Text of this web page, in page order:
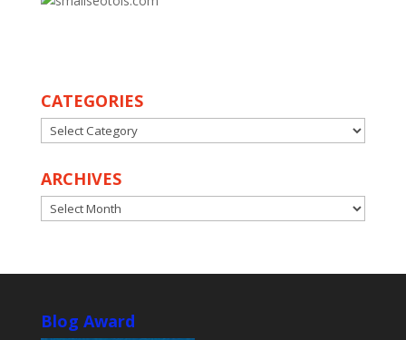
CATEGORIES
CATEGORIES
ARCHIVES
ARCHIVES
Blog Award